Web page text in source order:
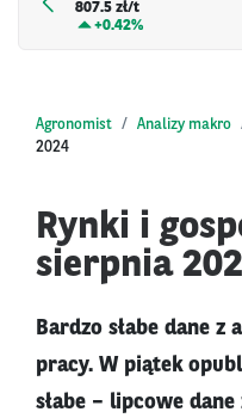
807.5 zł/t
+0.42%
Agronomist Analizy makro
2024
Rynki i
sierpnia
Bardzo słabe dane z
pracy. W piątek
słabe – lipcowe